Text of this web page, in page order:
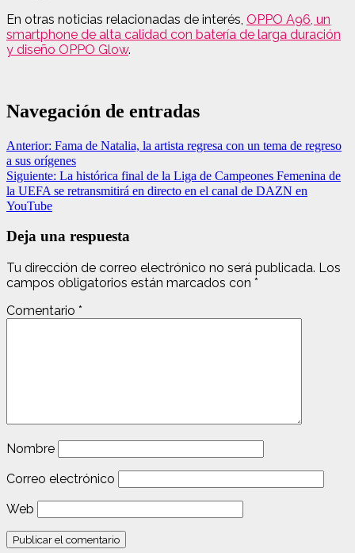
En otras noticias relacionadas de interés, OPPO A96, un
smartphone de alta calidad con batería de larga duración
y diseño OPPO Glow.
Navegación de entradas
Anterior: Fama de Natalia, la artista regresa con un tema de regreso
a sus orígenes
Siguiente: La histórica final de la Liga de Campeones Femenina de
la UEFA se retransmitirá en directo en el canal de DAZN en
YouTube
Deja una respuesta
Tu dirección de correo electrónico no será publicada. Los
campos obligatorios están marcados con *
Comentario *
Nombre
Correo electrónico
Web